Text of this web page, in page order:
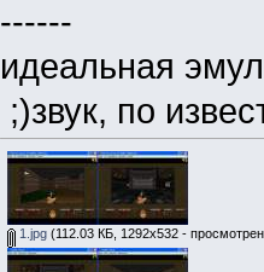
------
идеальная
;)звук, по
1.jpg(112.03 КБ, 1292x532 -